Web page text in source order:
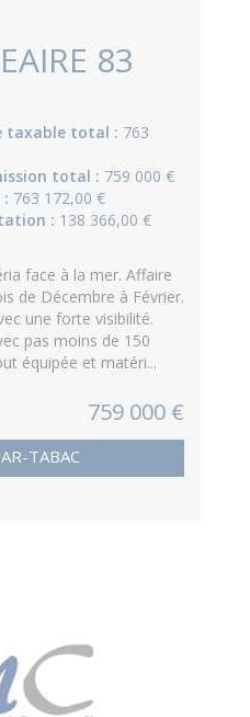
83
taxable total : 763
total : 759 000 €
763 172,00 €
: 138 366,00 €
face à la mer. Affaire
de Décembre à Février.
une forte visibilité.
pas moins de 150
équipée et matéri...
759 000 €
TABAC